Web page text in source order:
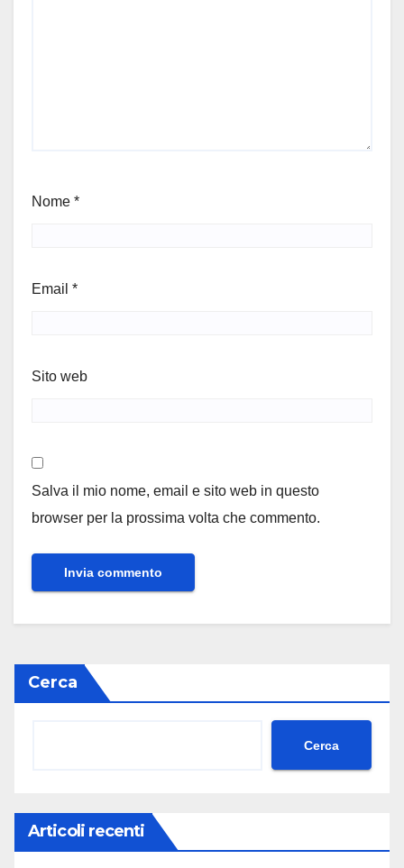
Nome *
Email *
Sito web
Salva il mio nome, email e sito web in questo
browser per la prossima volta che commento.
Cerca
Cerca
Articoli recenti